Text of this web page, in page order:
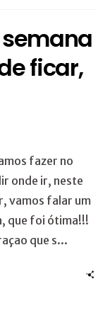
ficar,
fazer no
onde ir, neste
vamos falar um
que foi ótima!!!
que s...